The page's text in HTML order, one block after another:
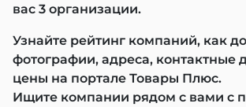
вас 3 организации.
Узнайте рейтинг компаний, как
фотографии, адреса, контактные
цены на портале Товары Плюс.
Ищите компании рядом с вами с